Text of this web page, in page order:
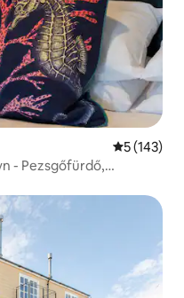
Átlagos
5 (143)
- Pezsgőfürdő,